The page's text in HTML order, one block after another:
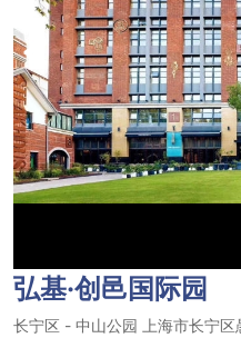
<
弘基·创邑国际园
长宁区 - 中山公园 上海市长宁